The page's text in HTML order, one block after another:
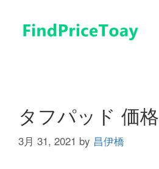
タフパッド 価格
3月 31, 2021 by 昌伊橋